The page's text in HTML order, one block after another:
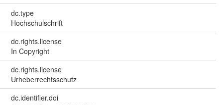
dc.type
Hochschulschrift
dc.rights.license
In Copyright
dc.rights.license
Urheberrechtsschutz
dc.identifier.doi